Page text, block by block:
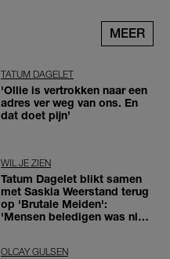
MEER
TATUM DAGELET
'Ollie is vertrokken naar een
adres ver weg van ons. En
dat doet pijn’
WIL JE ZIEN
Tatum Dagelet blikt samen
met Saskia Weerstand terug
op 'Brutale Meiden':
'Mensen beledigen was niet
OLCAY GULSEN